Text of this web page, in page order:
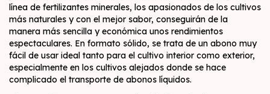
línea de fertilizantes minerales, los apasionados de los cultivos
más naturales y con el mejor sabor, conseguirán de la
manera más sencilla y económica unos rendimientos
espectaculares. En formato sólido, se trata de un abono muy
fácil de usar ideal tanto para el cultivo interior como exterior,
especialmente en los cultivos alejados donde se hace
complicado el transporte de abonos líquidos.